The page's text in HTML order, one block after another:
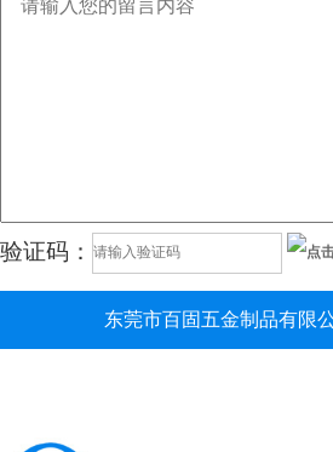
验证码：
东莞市百固五金制品有限